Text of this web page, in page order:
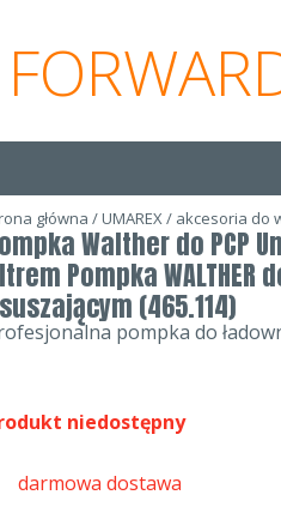
główna /UMAREX/ akcesoria do
Walther do PCP
Pompka WALTHER
(465.114)
pompka do
niedostępny
darmowa dostawa